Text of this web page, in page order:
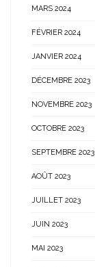
MARS 2024
FÉVRIER 2024
JANVIER 2024
DÉCEMBRE 2023
NOVEMBRE 2023
OCTOBRE 2023
SEPTEMBRE 2023
AOÛT 2023
JUILLET 2023
JUIN 2023
MAI 2023